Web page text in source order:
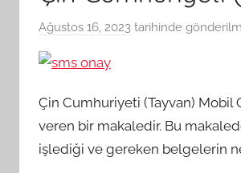
Ağustos 16, 2023 tarihinde
Çin Cumhuriyeti (Tayvan) Mobil
veren bir makaledir. Bu
işlediği ve gereken belgelerin